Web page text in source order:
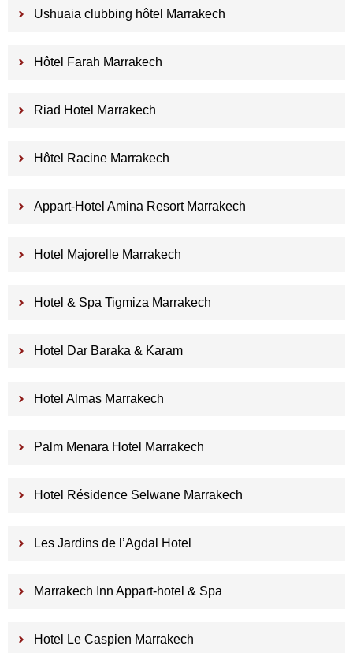
Ushuaia clubbing hôtel Marrakech
Hôtel Farah Marrakech
Riad Hotel Marrakech
Hôtel Racine Marrakech
Appart-Hotel Amina Resort Marrakech
Hotel Majorelle Marrakech
Hotel & Spa Tigmiza Marrakech
Hotel Dar Baraka & Karam
Hotel Almas Marrakech
Palm Menara Hotel Marrakech
Hotel Résidence Selwane Marrakech
Les Jardins de l’Agdal Hotel
Marrakech Inn Appart-hotel & Spa
Hotel Le Caspien Marrakech